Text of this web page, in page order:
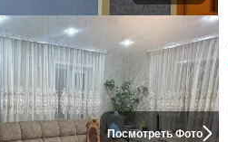
Посмотреть Фото